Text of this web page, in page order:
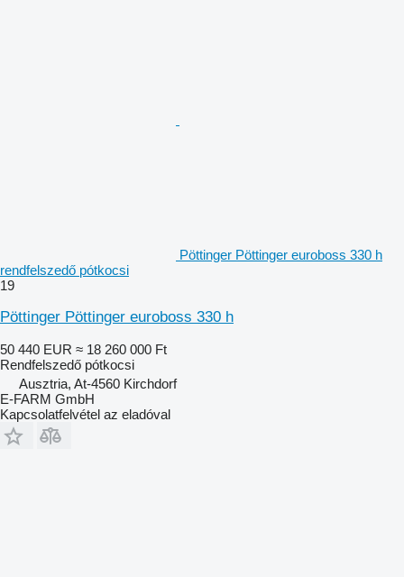
Pöttinger Pöttinger euroboss 330 h
rendfelszedő pótkocsi
19
Pöttinger Pöttinger euroboss 330 h
50 440 EUR ≈ 18 260 000 Ft
Rendfelszedő pótkocsi
Ausztria, At-4560 Kirchdorf
E-FARM GmbH
Kapcsolatfelvétel az eladóval